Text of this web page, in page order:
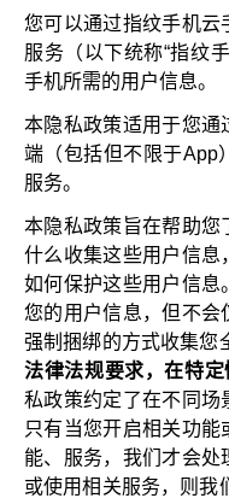
您可以通过指纹手机云
服务（以下统称“指纹
手机所需的用户信息。
本隐私政策适用于您通
端（包括但不限于App
服务。
本隐私政策旨在帮助您
什么收集这些用户信息
如何保护这些用户信息
您的用户信息，但不会
强制捆绑的方式收集您
法律法规要求，在特
私政策约定了在不同场
只有当您开启相关功
能、服务，我们才会
或使用相关服务，则我